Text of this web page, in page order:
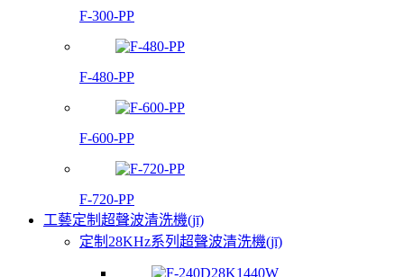
F-300-PP
F-480-PP
F-600-PP
F-720-PP
工藝定制超聲波清洗機(jī)
定制28KHz系列超聲波清洗機(jī)